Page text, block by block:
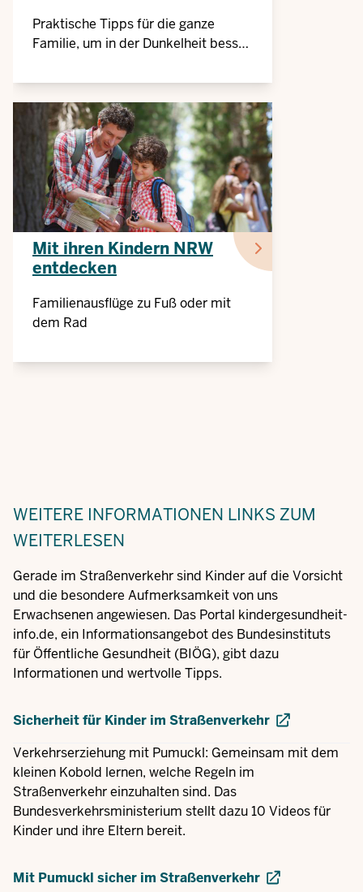
Praktische Tipps für die ganze
Familie, um in der Dunkelheit besser
Mit ihren Kindern NRW
entdecken
Familienausflüge zu Fuß oder mit
dem Rad
WEITERE INFORMATIONEN LINKS ZUM
WEITERLESEN
Gerade im Straßenverkehr sind Kinder auf die Vorsicht
und die besondere Aufmerksamkeit von uns
Erwachsenen angewiesen. Das Portal kindergesundheit-
info.de, ein Informationsangebot des Bundesinstituts
für Öffentliche Gesundheit (BIÖG), gibt dazu
Informationen und wertvolle Tipps.
Sicherheit für Kinder im Straßenverkehr
Verkehrserziehung mit Pumuckl: Gemeinsam mit dem
kleinen Kobold lernen, welche Regeln im
Straßenverkehr einzuhalten sind. Das
Bundesverkehrsministerium stellt dazu 10 Videos für
Kinder und ihre Eltern bereit.
Mit Pumuckl sicher im Straßenverkehr